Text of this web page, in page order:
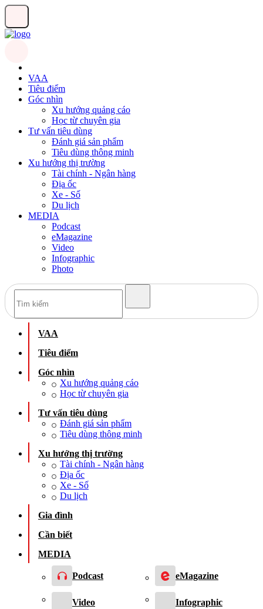
VAA
Tiêu điểm
Góc nhìn
Xu hướng quảng cáo
Học từ chuyên gia
Tư vấn tiêu dùng
Đánh giá sản phẩm
Tiêu dùng thông minh
Xu hướng thị trường
Tài chính - Ngân hàng
Địa ốc
Xe - Số
Du lịch
MEDIA
Podcast
eMagazine
Video
Infographic
Photo
VAA
Tiêu điểm
Góc nhìn
Xu hướng quảng cáo
Học từ chuyên gia
Tư vấn tiêu dùng
Đánh giá sản phẩm
Tiêu dùng thông minh
Xu hướng thị trường
Tài chính - Ngân hàng
Địa ốc
Xe - Số
Du lịch
Gia đình
Cần biết
MEDIA
Podcast eMagazine
Video Infographic